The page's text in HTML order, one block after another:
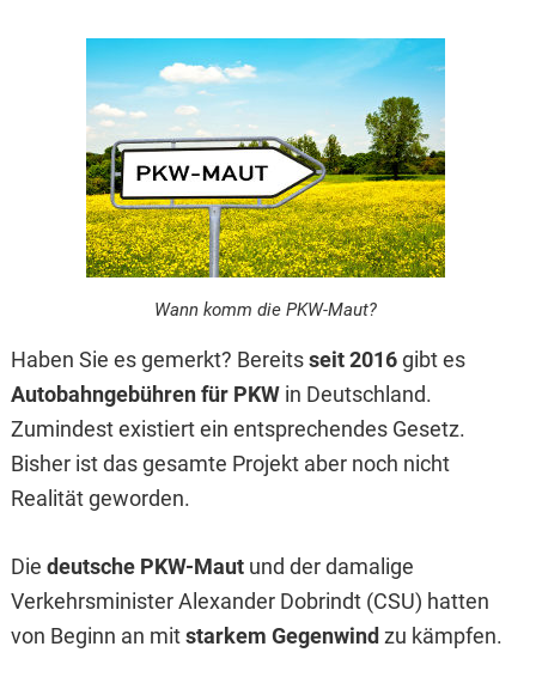
Wann komm die PKW-Maut?
Haben Sie es gemerkt? Bereitsseit 2016gibt es
Autobahngebühren für PKWin Deutschland.
Zumindest existiert ein entsprechendes Gesetz.
Bisher ist das gesamte Projekt aber noch nicht
Realität geworden.
Die deutsche PKW-Mautund der damalige
Verkehrsminister Alexander Dobrindt (CSU) hatten
von Beginn an mitstarkem Gegenwind zu kämpfen.